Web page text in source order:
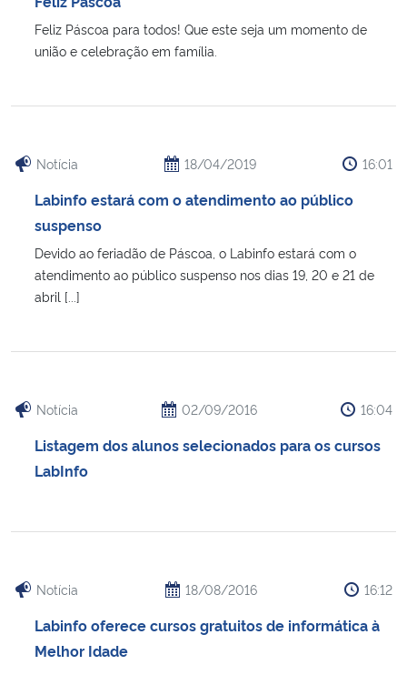
Ministério de Minas e Energia
Ministério da Ciência, Tecnologia, Inovações e Comunicações
Ministério do Meio Ambiente
Ministério do Turismo
Ministério do Desenvolvimento Regional
Controladoria-Geral da União
Ministério da Mulher, da Família e dos Direitos Humanos
Secretaria-Geral
Advocacia-Geral da União
Feliz Páscoa para todos! Que este seja um momento de
união e celebração em família.
Notícia 18/04/2019 16:01
Labinfo estará com o atendimento ao público
suspenso
Devido ao feriadão de Páscoa, o Labinfo estará com o
atendimento ao público suspenso nos dias 19, 20 e 21 de
abril [...]
Notícia 02/09/2016 16:04
Listagem dos alunos selecionados para os cursos
LabInfo
Notícia 18/08/2016 16:12
Labinfo oferece cursos gratuitos de informática à
Melhor Idade